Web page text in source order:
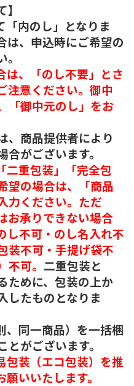
「内のし」となりま
は、申込時にご希望の
は、「のし不要」とさ
注意ください。御中
「御中元のし」をお
、商品提供者により
がございます。
二重包装」「完全包
望の場合は、「商品
力ください。ただ
お承りできない場合
し不可・のし名入れ不
装不可・手提げ袋不
可。 二重包装と
ために、包装の上か
したものとなりま
、同一商品）を一括梱
がございます。
包装（エコ包装）を推
いいたします。